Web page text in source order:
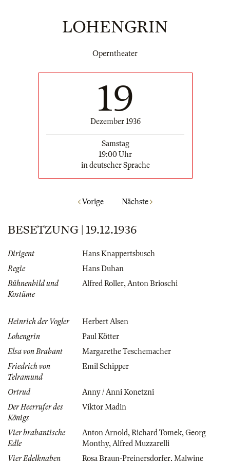
LOHENGRIN
Operntheater
19
Dezember 1936
Samstag
19:00 Uhr
in deutscher Sprache
Vorige Nächste
BESETZUNG | 19.12.1936
Dirigent
Hans Knappertsbusch
Regie
Hans Duhan
Bühnenbild und
Kostüme
Alfred Roller,Anton Brioschi
Heinrich der Vogler
Herbert Alsen
Lohengrin
Paul Kötter
Elsa von Brabant
Margarethe Teschemacher
Friedrich von
Telramund
Emil Schipper
Ortrud
Anny / Anni Konetzni
Der Heerrufer des
Königs
Viktor Madin
Vier brabantische
Edle
Anton Arnold,Richard Tomek,Georg
Monthy,Alfred Muzzarelli
Vier Edelknaben
Rosa Braun-Preinersdorfer,Malwine